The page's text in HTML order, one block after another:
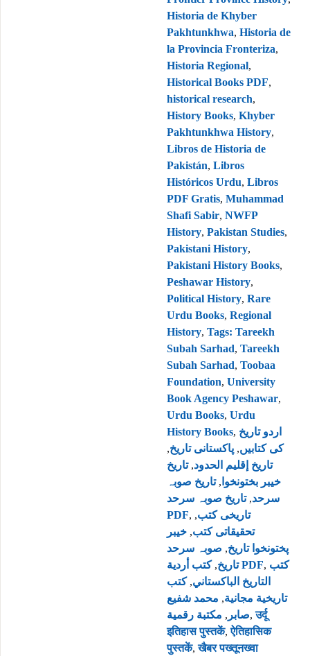
Historia de Khyber
Pakhtunkhwa, Historia de
la Provincia Fronteriza,
Historia Regional,
Historical Books PDF,
historical research,
History Books, Khyber
Pakhtunkhwa History,
Libros de Historia de
Pakistán, Libros
Históricos Urdu, Libros
PDF Gratis, Muhammad
Shafi Sabir, NWFP
History, Pakistan Studies,
Pakistani History,
Pakistani History Books,
Peshawar History,
Political History, Rare
Urdu Books, Regional
History, Tags: Tareekh
Subah Sarhad, Tareekh
Subah Sarhad, Toobaa
Foundation, University
Book Agency Peshawar,
Urdu Books, Urdu
History Books, اردو تاریخ
کی کتابیں, پاکستانی تاریخ,
تاريخ إقليم الحدود,تاريخ
خيبر بختونخوا ,تاریخ صوبہ
سرحد,تاریخ صوبہ سرحد
PDF, تاریخی کتب,
تحقیقاتی کتب, خیبر
پختونخوا تاریخ, صوبہ سرحد
تاریخ, كتب أردية PDF, كتب
التاريخ الباكستاني,كتب
تاريخية مجانية, محمد شفیع
صابر , مكتبة رقمية ,उर्दू
इतिहास पुस्तकें,ऐतिहासिक
पुस्तकें,खैबर पख्तूनख्वा